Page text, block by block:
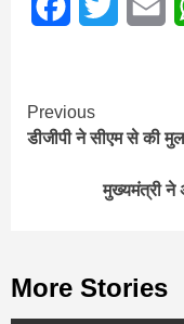
FacebookTwitter
Continue
Reading
Previous
डीजीपी ने सीएम से की
मुख्यमंत्री ने
More Stories